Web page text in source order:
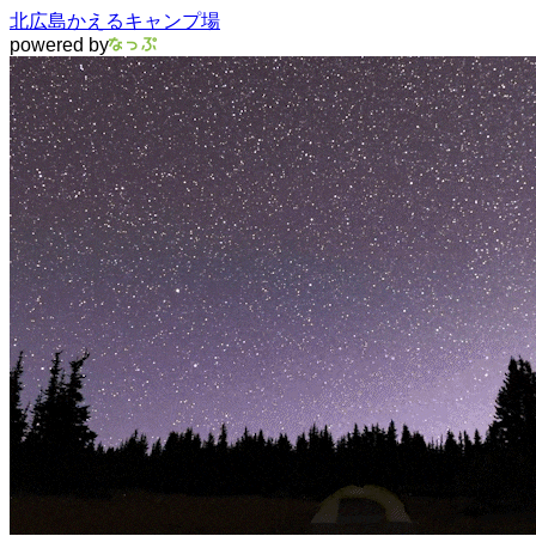
北広島かえるキャンプ場
powered by